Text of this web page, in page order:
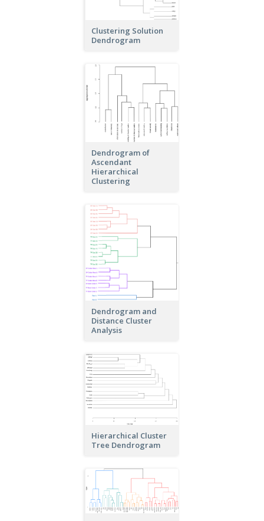
Clustering Solution
Dendrogram
Dendrogram of
Ascendant
Hierarchical
Clustering
Dendrogram and
Distance Cluster
Analysis
Hierarchical Cluster
Tree Dendrogram